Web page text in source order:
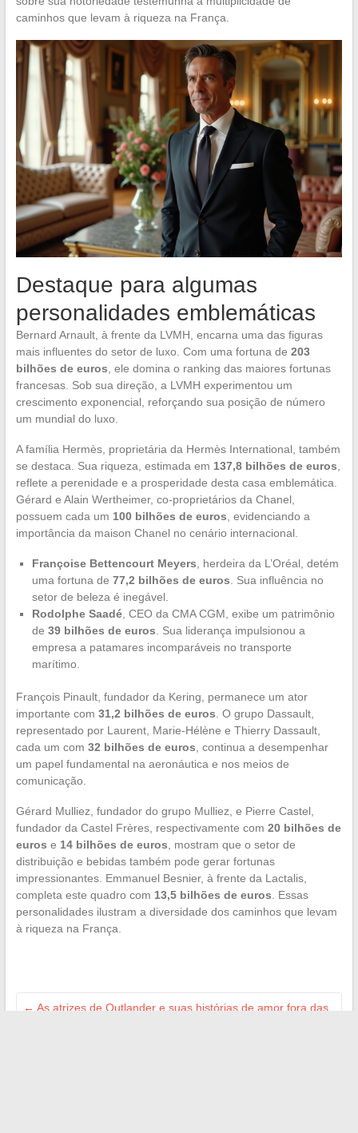
caminhos que levam à riqueza na França.
Destaque para algumas
personalidades emblemáticas
Bernard Arnault, à frente da LVMH, encarna uma das figuras
mais influentes do setor de luxo. Com uma fortuna de 203
bilhões de euros , ele domina o ranking das maiores fortunas
francesas. Sob sua direção, a LVMH experimentou um
crescimento exponencial, reforçando sua posição de número
um mundial do luxo.
A família Hermès, proprietária da Hermès International, também
se destaca. Sua riqueza, estimada em 137,8 bilhões de euros
reflete a perenidade e a prosperidade desta casa emblemática.
Gérard e Alain Wertheimer, co-proprietários da Chanel,
possuem cada um 100 bilhões de euros , evidenciando a
importância da maison Chanel no cenário internacional.
Françoise Bettencourt Meyers , herdeira da L’Oréal, detém
uma fortuna de 77,2 bilhões de euros . Sua influência no
setor de beleza é inegável.
Rodolphe Saadé, CEO da CMA CGM, exibe um patrimônio
de 39 bilhões de euros . Sua liderança impulsionou a
empresa a patamares incomparáveis no transporte
marítimo.
François Pinault, fundador da Kering, permanece um ator
importante com 31,2 bilhões de euros . O grupo Dassault,
representado por Laurent, Marie-Hélène e Thierry Dassault,
cada um com 32 bilhões de euros , continua a desempenhar
um papel fundamental na aeronáutica e nos meios de
comunicação.
Gérard Mulliez, fundador do grupo Mulliez, e Pierre Castel,
fundador da Castel Frères, respectivamente com 20 bilhões de
euros e 14 bilhões de euros , mostram que o setor de
distribuição e bebidas também pode gerar fortunas
impressionantes. Emmanuel Besnier, à frente da Lactalis,
completa este quadro com 13,5 bilhões de euros . Essas
personalidades ilustram a diversidade dos caminhos que levam
à riqueza na França.
← As atrizes de Outlander e suas histórias de amor fora das